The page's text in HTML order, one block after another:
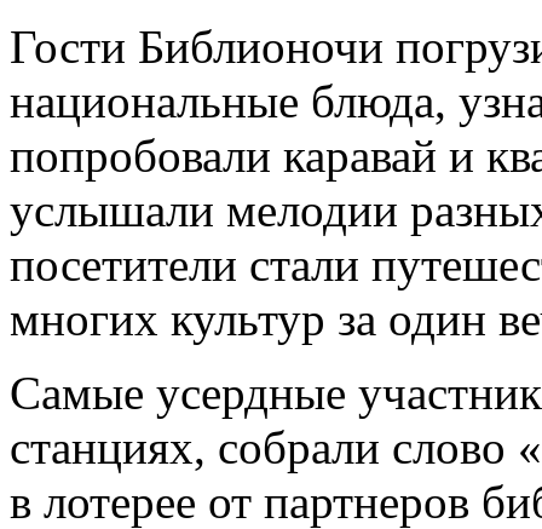
Гости Библионочи
национальные блюда,
попробовали каравай и
услышали мелодии
посетители стали
многих культур за один
Самые усердные
станциях, собрали слово
в лотерее от партнеров